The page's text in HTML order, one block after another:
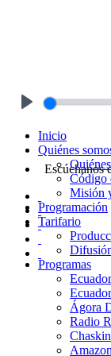
Escúchanos
Inicio
Quiénes
Código
Misión
Programación
Tarifario
Programas
Ágora
Radio